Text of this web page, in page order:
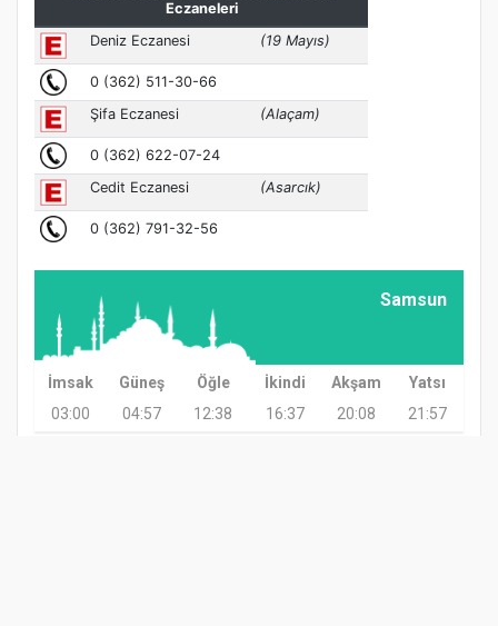
Samsun
İmsak Güneş Öğle İkindi Akşam
Yatsı
03:00
04:57 12:38 16:37 20:08 21:57